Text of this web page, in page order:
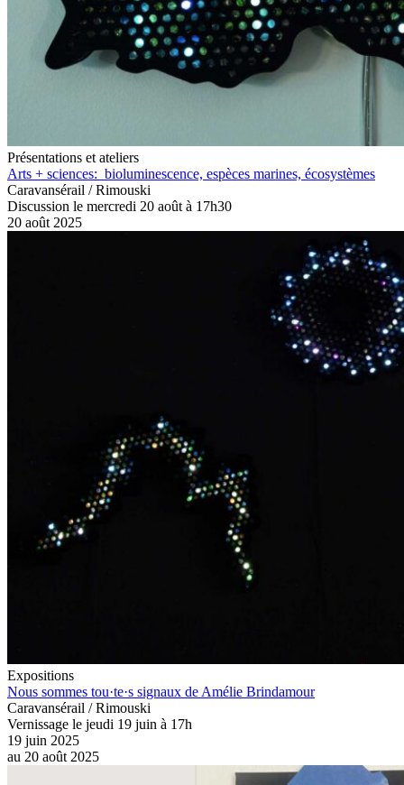
Présentations et ateliers
Arts + sciences: bioluminescence, espèces marines, écosystèmes
Caravansérail / Rimouski
Discussion le mercredi 20 août à 17h30
20 août 2025
Expositions
Nous sommes tou·te·s signaux de Amélie Brindamour
Caravansérail / Rimouski
Vernissage le jeudi 19 juin à 17h
19 juin 2025
au 20 août 2025